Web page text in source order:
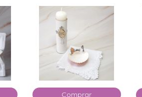
Comprar